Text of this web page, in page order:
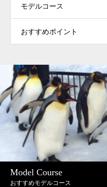
モデルコース
おすすめポイント
Model Course
おすすめモデルコース